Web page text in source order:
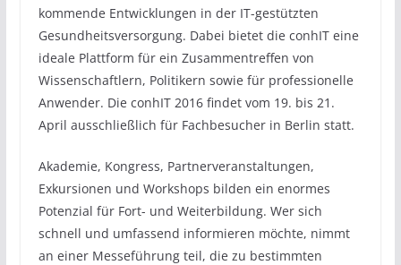
kommende Entwicklungen in der IT-gestützten
Gesundheitsversorgung. Dabei bietet die conhIT eine
ideale Plattform für ein Zusammentreffen von
Wissenschaftlern, Politikern sowie für professionelle
Anwender. Die conhIT 2016 findet vom 19. bis 21.
April ausschließlich für Fachbesucher in Berlin statt.
Akademie, Kongress, Partnerveranstaltungen,
Exkursionen und Workshops bilden ein enormes
Potenzial für Fort- und Weiterbildung. Wer sich
schnell und umfassend informieren möchte, nimmt
an einer Messeführung teil, die zu bestimmten